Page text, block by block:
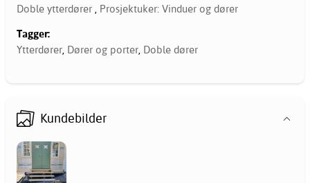
Doble ytterdører , Prosjektuker: Vinduer og dører
Tagger:
Ytterdører, Dører og porter, Doble dører
Kundebilder